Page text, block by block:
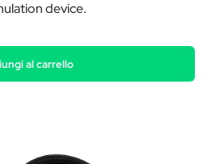
device.
al carrello